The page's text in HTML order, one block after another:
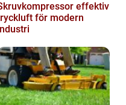
effektiv
för modern